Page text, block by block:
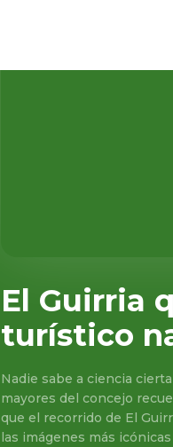
El Guirria
turístico
Nadie sabe a ciencia
mayores del concejo
que el recorrido de El
las imágenes más